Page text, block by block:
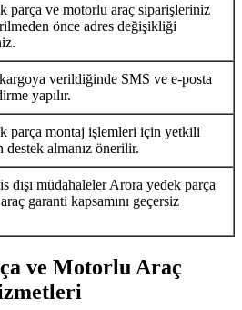
parça ve motorlu araç siparişleriniz
önce adres değişikliği
verildiğinde SMS ve e-posta
yapılır.
parça montaj işlemleri için yetkili
destek almanız önerilir.
dışı müdahaleler Arora yedek parça
garanti kapsamını geçersiz
ve Motorlu Araç